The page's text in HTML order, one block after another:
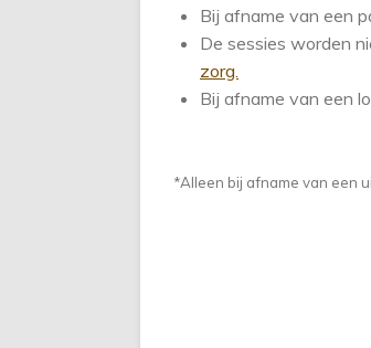
Bij afname van een
De sessies worden
zorg.
Bij afname van een
*Alleen bij afname van een